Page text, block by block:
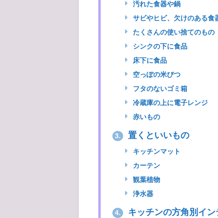
汚れた食器や鍋
サビやヒビ、欠けのある食
たくさんの使い捨てのもの
シンクの下に食品
床下に食品
空っぽの米びつ
フタのないゴミ箱
冷蔵庫の上に電子レンジ
赤いもの
3. 置くといいもの
キッチンマット
カーテン
観葉植物
浄水器
4. キッチンの方角別イン